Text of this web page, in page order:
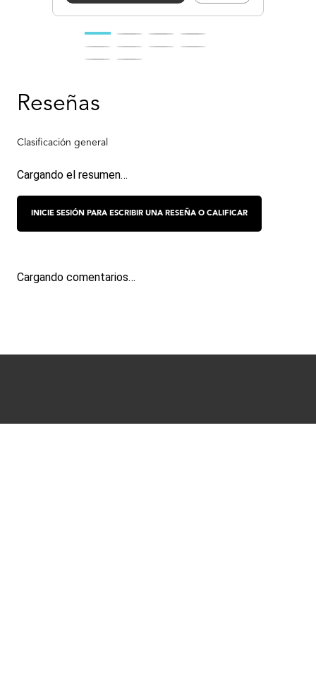
Cargando el resumen…
Cargando comentarios…